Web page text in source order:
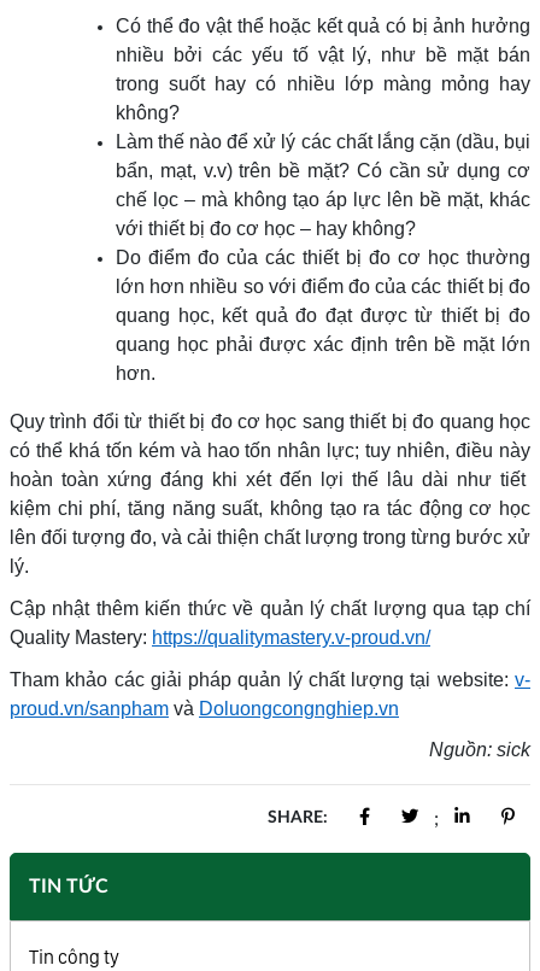
TIN TỨC
Tin công ty
Có thể đo vật thể hoặc kết quả có bị ảnh hưởng
nhiều bởi các yếu tố vật lý, như bề mặt bán
trong suốt hay có nhiều lớp màng mỏng hay
không?
Làm thế nào để xử lý các chất lắng cặn (dầu, bụi
bẩn, mạt, v.v) trên bề mặt? Có cần sử dụng cơ
chế lọc – mà không tạo áp lực lên bề mặt, khác
với thiết bị đo cơ học – hay không?
Do điểm đo của các thiết bị đo cơ học thường
lớn hơn nhiều so với điểm đo của các thiết bị đo
quang học, kết quả đo đạt được từ thiết bị đo
quang học phải được xác định trên bề mặt lớn
hơn.
Quy trình đổi từ thiết bị đo cơ học sang thiết bị đo quang học
có thể khá tốn kém và hao tốn nhân lực; tuy nhiên, điều này
hoàn toàn xứng đáng khi xét đến lợi thế lâu dài như tiết
kiệm chi phí, tăng năng suất, không tạo ra tác động cơ học
lên đối tượng đo, và cải thiện chất lượng trong từng bước xử
lý.
Cập nhật thêm kiến thức về quản lý chất lượng qua tạp chí
Quality Mastery: https://qualitymastery.v-proud.vn/
Tham khảo các giải pháp quản lý chất lượng tại website: v-
proud.vn/sanpham và Doluongcongnghiep.vn
Nguồn: sick
SHARE: ;